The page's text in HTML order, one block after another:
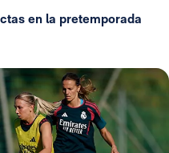
en la pretemporada